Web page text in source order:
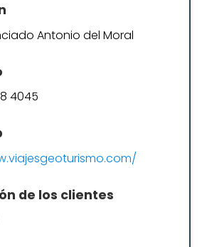
Antonio del Moral
4045
de los clientes